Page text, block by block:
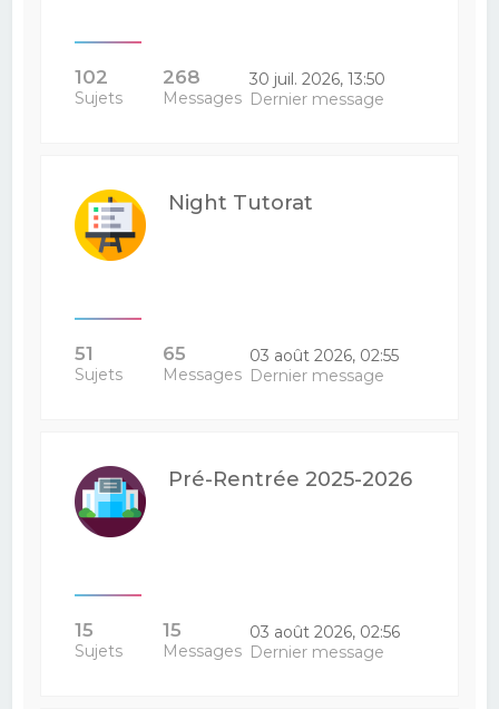
102
Sujets
268
Messages
30 juil. 2026, 13:50
Dernier message
Night Tutorat
51
Sujets
65
Messages
03 août 2026, 02:55
Dernier message
Pré-Rentrée 2025-2026
15
Sujets
15
Messages
03 août 2026, 02:56
Dernier message